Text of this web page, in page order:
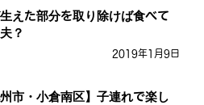
えた部分を取り除けば食べて
？
2019年1月9日
州市・小倉南区】子連れで楽し